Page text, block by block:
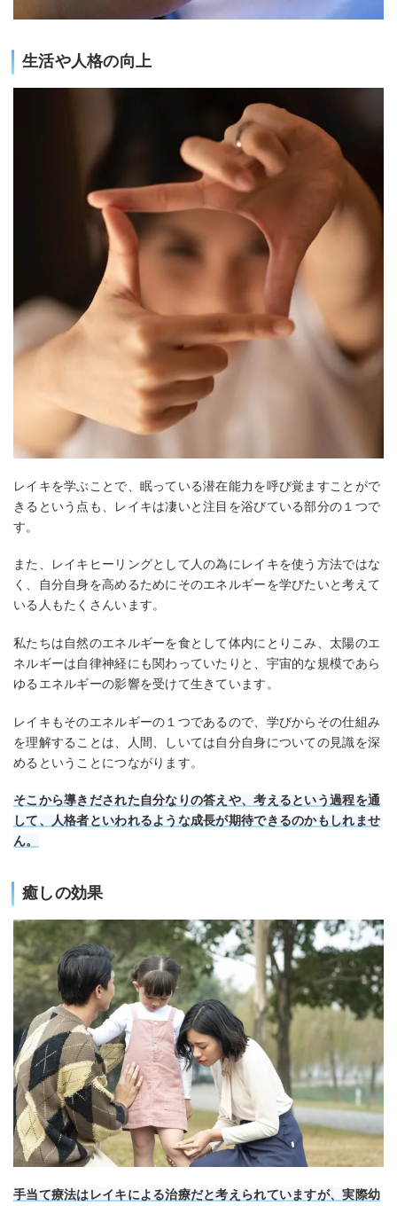
生活や人格の向上
レイキを学ぶことで、眠っている潜在能力を呼び覚ますことがで
きるという点も、レイキは凄いと注目を浴びている部分の１つで
す。
また、レイキヒーリングとして人の為にレイキを使う方法ではな
く、自分自身を高めるためにそのエネルギーを学びたいと考えて
いる人もたくさんいます。
私たちは自然のエネルギーを食として体内にとりこみ、太陽のエ
ネルギーは自律神経にも関わっていたりと、宇宙的な規模であら
ゆるエネルギーの影響を受けて生きています。
レイキもそのエネルギーの１つであるので、学びからその仕組み
を理解することは、人間、しいては自分自身についての見識を深
めるということにつながります。
そこから導きだされた自分なりの答えや、考えるという過程を通
して、人格者といわれるような成長が期待できるのかもしれませ
ん。
癒しの効果
手当て療法はレイキによる治療だと考えられていますが、実際幼